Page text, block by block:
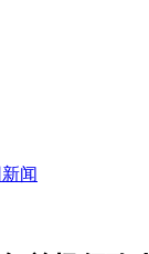
闻